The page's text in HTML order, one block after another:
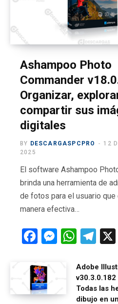
o
k
t
t
e
r
)
g
a
m
b
e
Ashampoo Photo
Commander
Organizar,
compartir sus
digitales
BY DESCARGASPCPRO
12
2025
El software Ashampoo
brinda una herramienta de
de fotos para el usuario que
manera efectiva…
F
ce
b
o
M
g
W
at
s
A
T
e
gr
a
Adobe
Todas las
dibujo en